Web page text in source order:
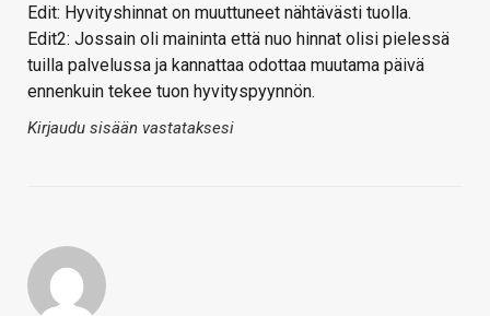
Edit: Hyvityshinnat on muuttuneet nähtävästi tuolla.
Edit2: Jossain oli maininta että nuo hinnat olisi pielessä
tuilla palvelussa ja kannattaa odottaa muutama päivä
ennenkuin tekee tuon hyvityspyynnön.
Kirjaudu sisään vastataksesi